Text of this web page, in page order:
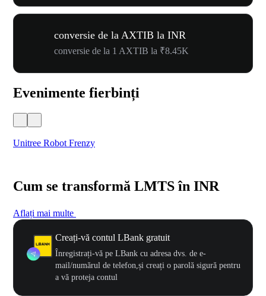
conversie de la AXTIB la INR
conversie de la 1 AXTIB la ₹8.45K
Evenimente fierbinți
Unitree Robot Frenzy
Cum se transformă LMTS în INR
Aflați mai multe
Creați-vă contul LBank gratuit
Înregistrați-vă pe LBank cu adresa dvs. de e-
mail/numărul de telefon,și creați o parolă sigură pentru
a vă proteja contul